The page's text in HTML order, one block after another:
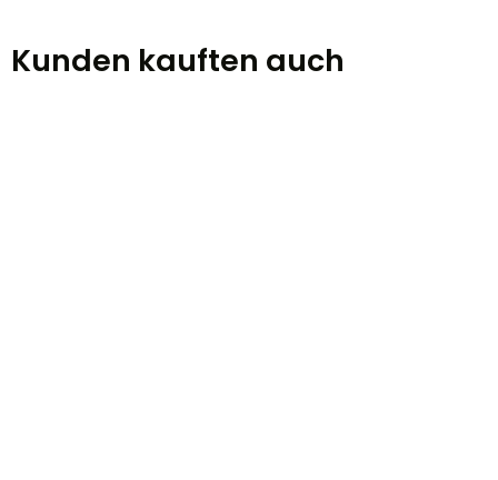
Kunden kauften auch